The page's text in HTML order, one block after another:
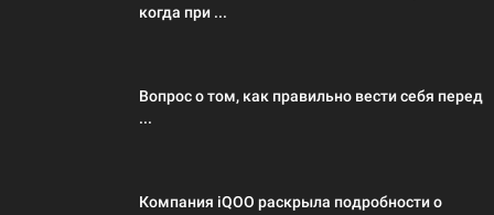
когда при ...
Вопрос о том, как правильно вести себя перед
...
Компания iQOO раскрыла подробности о